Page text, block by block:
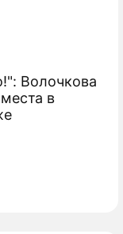
Волочкова
в